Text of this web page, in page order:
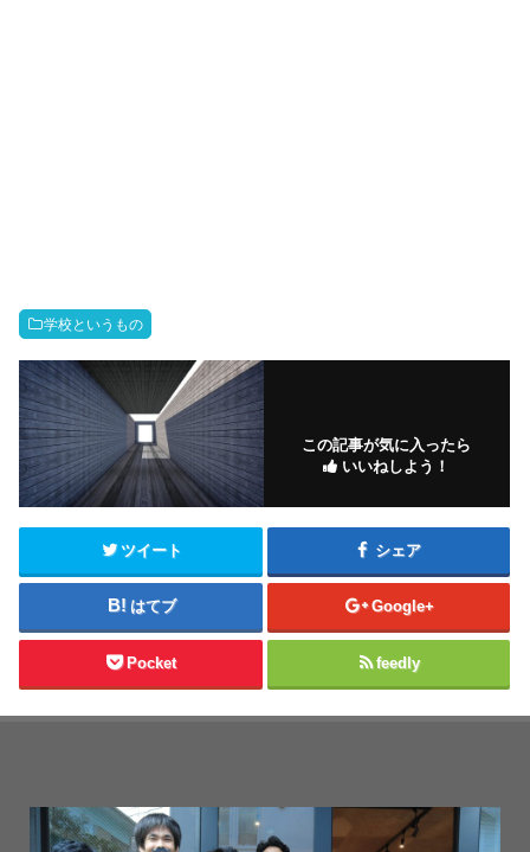
学校というもの
この記事が気に入ったら
いいねしよう！
ツイート シェア
はてブ Google+
Pocket feedly